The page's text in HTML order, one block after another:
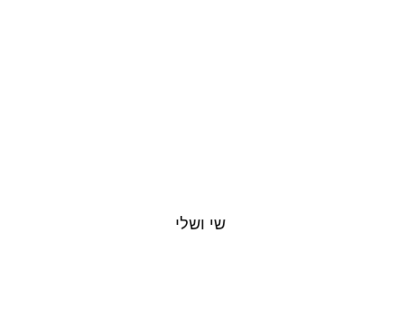
שי ושלי